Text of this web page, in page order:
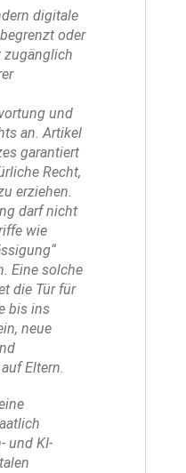
digitale
oder
zugänglich
und
an. Artikel
garantiert
Recht,
erziehen.
darf nicht
wie
Eine solche
die Tür für
bis ins
neue
Eltern.
und KI-